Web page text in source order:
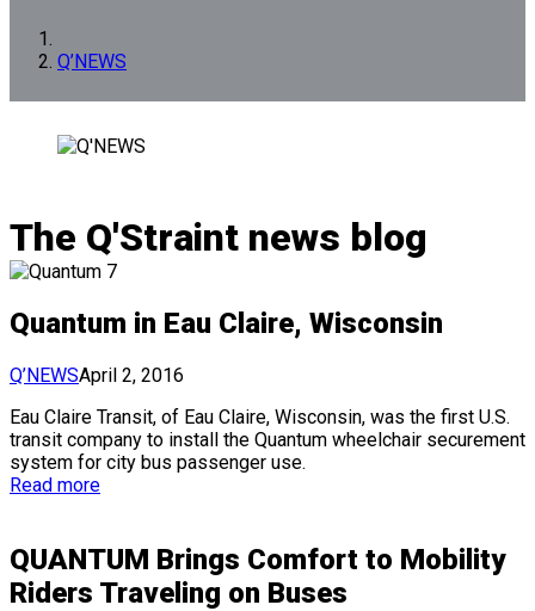
Q’NEWS
The Q'Straint news blog
Quantum in Eau Claire, Wisconsin
Q’NEWSApril 2, 2016
Eau Claire Transit, of Eau Claire, Wisconsin, was the first U.S.
transit company to install the Quantum wheelchair securement
system for city bus passenger use.
Read more
QUANTUM Brings Comfort to Mobility
Riders Traveling on Buses